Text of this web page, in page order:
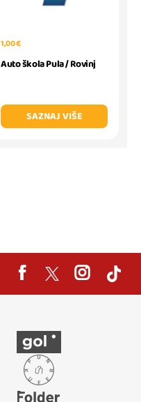
1,00 €
Auto škola Pula / Rovinj
SAZNAJ VIŠE